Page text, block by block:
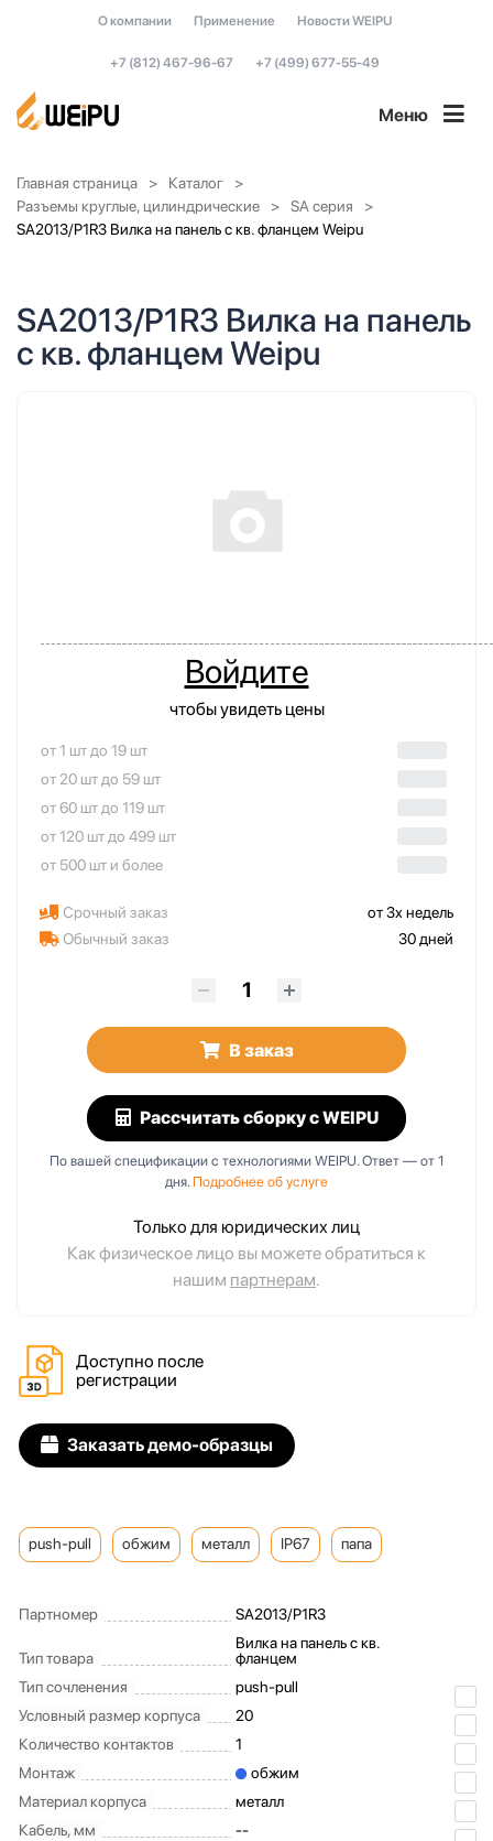
О компании Применение Новости WEIPU
+7 (812) 467-96-67 +7 (499) 677-55-49
Меню
Главная страница
Каталог
Разъемы круглые, цилиндрические
SA серия
SA2013/P1R3 Вилка на панель с кв. фланцем Weipu
SA2013/P1R3 Вилка на панель
с кв. фланцем Weipu
Войдите
чтобы увидеть цены
от 1 шт до 19 шт
от 20 шт до 59 шт
от 60 шт до 119 шт
от 120 шт до 499 шт
от 500 шт и более
Срочный заказ
от 3х недель
Обычный заказ
30 дней
В заказ
Рассчитать сборкус WEIPU
По вашей спецификации с технологиями WEIPU. Ответ — от 1
дня. Подробнее об услуге
Только для юридических лиц
Как физическое лицо вы можете обратиться к
нашим партнерам.
Доступно после
регистрации
Заказать демо-образцы
push-pull обжим металл IP67 папа
Партномер SA2013/P1R3
Тип товара
Вилка на панель с кв.
фланцем
Тип сочленения
push-pull
Условный размер корпуса
20
Количество контактов
1
Монтаж
обжим
Материал корпуса
металл
Кабель, мм
--